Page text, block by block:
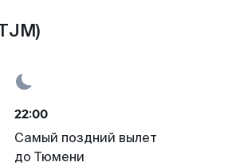
22:00
Самый поздний вылет
до Тюмени